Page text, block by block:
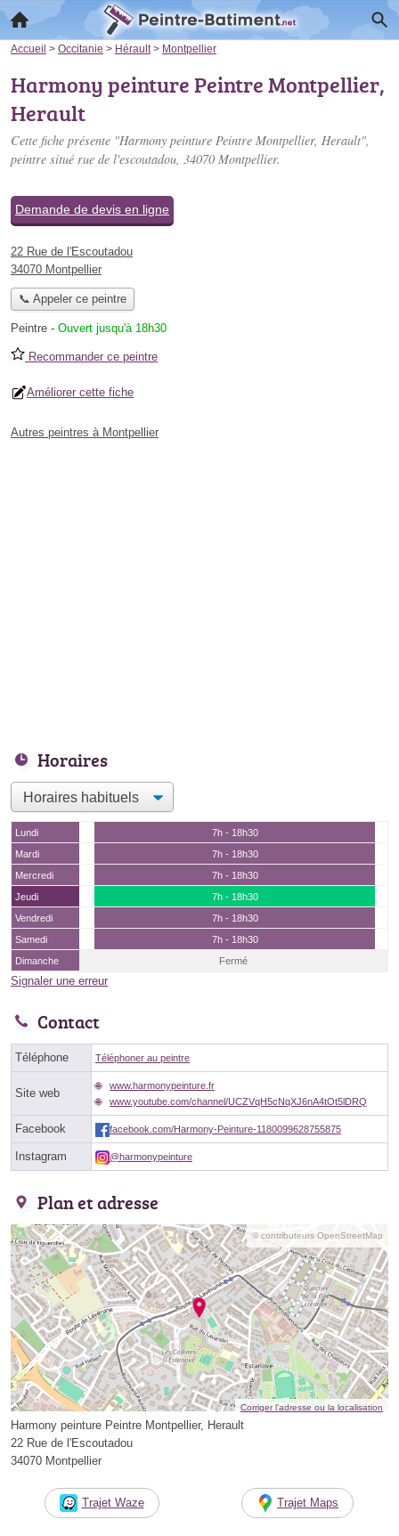
Accueil > Occitanie > Hérault > Montpellier
Harmony peinture Peintre Montpellier,
Herault
Cette fiche présente "Harmony peinture Peintre Montpellier, Herault",
peintre situé rue de l'escoutadou, 34070 Montpellier.
Demande de devis en ligne
22 Rue de l'Escoutadou
34070 Montpellier
📞 Appeler ce peintre
Peintre - Ouvert jusqu'à 18h30
Recommander ce peintre
Améliorer cette fiche
Autres peintres à Montpellier
Horaires
Lundi
7h - 18h30
Mardi
7h - 18h30
Mercredi
7h - 18h30
Jeudi
7h - 18h30
Vendredi
7h - 18h30
Samedi
7h - 18h30
Dimanche
Fermé
Signaler une erreur
Contact
Téléphone Téléphoner au peintre
Site web
www.harmonypeinture.fr
www.youtube.com/channel/UCZVqH5cNqXJ6nA4tOt5lDRQ
Facebook facebook.com/Harmony-Peinture-1180099628755875
Instagram @harmonypeinture
Plan et adresse
© contributeurs OpenStreetMap
Corriger l’adresse ou la localisation
Harmony peinture Peintre Montpellier, Herault
22 Rue de l'Escoutadou
34070 Montpellier
Trajet Waze Trajet Maps